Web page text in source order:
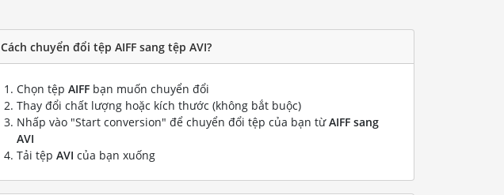
Cách chuyển đổi tệp AIFF sang tệp AVI?
Chọn tệp AIFF bạn muốn chuyển đổi
Thay đổi chất lượng hoặc kích thước (không bắt buộc)
Nhấp vào "Start conversion" để chuyển đổi tệp của bạn từAIFF sang
AVI
Tải tệp AVI của bạn xuống